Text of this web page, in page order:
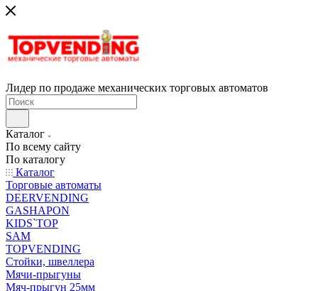
Лидер по продаже механических торговых автоматов
Каталог
По всему сайту
По каталогу
Каталог
Торговые автоматы
DEERVENDING
GASHAPON
KIDS`TOP
SAM
TOPVENDING
Стойки, швеллера
Мячи-прыгуны
Мяч-прыгун 25мм